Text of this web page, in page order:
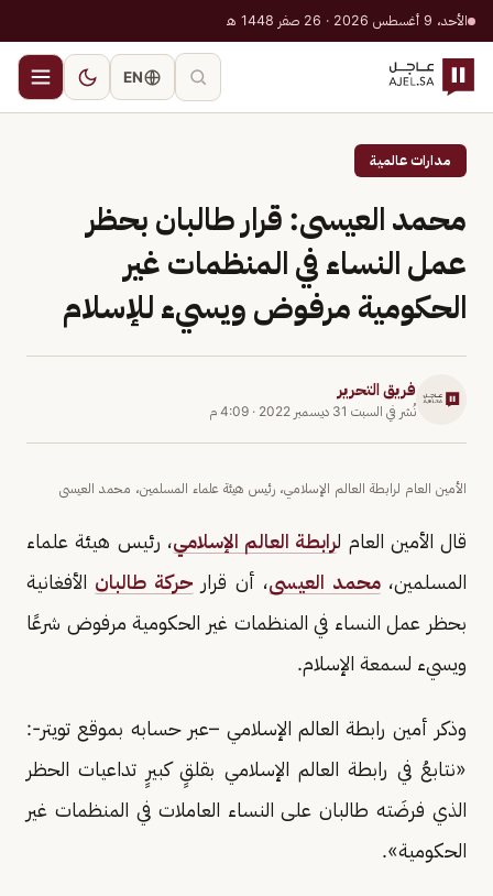
الأحد، 9 أغسطس 2026 · 26 صفر 1448 هـ
EN
مدارات عالمية
محمد العيسى: قرار طالبان بحظر
عمل النساء في المنظمات غير
الحكومية مرفوض ويسيء للإسلام
فريق التحرير
نُشر في السبت 31 ديسمبر 2022 · 4:09 م
الأمين العام لرابطة العالم الإسلامي، رئيس هيئة علماء المسلمين، محمد العيسى
قال الأمين العام لرابطة العالم الإسلامي، رئيس هيئة علماء
المسلمين،محمد العيسى، أن قرار حركة طالبان الأفغانية
بحظر عمل النساء في المنظمات غير الحكومية مرفوض شرعًا
ويسيء لسمعة الإسلام.
وذكر أمين رابطة العالم الإسلامي –عبر حسابه بموقع تويتر-:
«نتابعُ في رابطة العالم الإسلامي بقلقٍ كبيرٍ تداعيات الحظر
الذي فرضَته طالبان على النساء العاملات في المنظمات غير
الحكومية».